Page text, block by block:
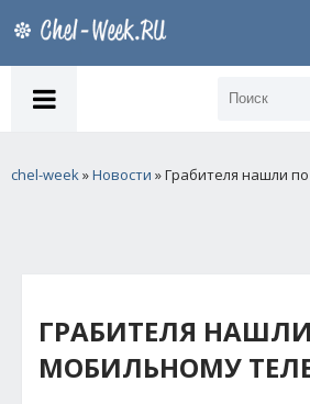
chel-week»Новости » Грабителя нашли
ГРАБИТЕЛЯ
МОБИЛЬНОМУ